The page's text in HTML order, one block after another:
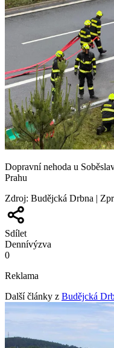
Dopravní nehoda u
Prahu
Zdroj: Budějcká Drbna |
Sdílet
Dennívýzva
0
Reklama
Další články z Budějcká